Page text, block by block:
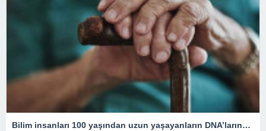
Bilim insanları 100 yaşından uzun yaşayanların DNA’larındaki kritik özelliği tespit etti